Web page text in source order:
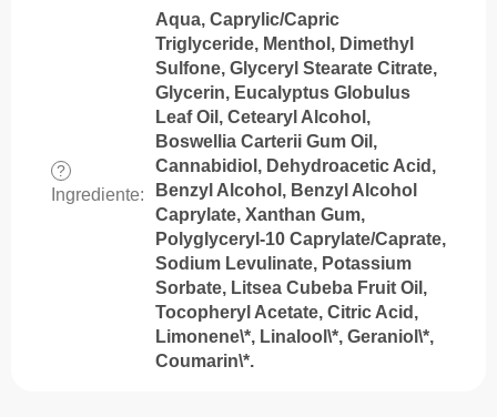
?
Ingrediente:
Aqua, Caprylic/Capric
Triglyceride, Menthol, Dimethyl
Sulfone, Glyceryl Stearate Citrate,
Glycerin, Eucalyptus Globulus
Leaf Oil, Cetearyl Alcohol,
Boswellia Carterii Gum Oil,
Cannabidiol, Dehydroacetic Acid,
Benzyl Alcohol, Benzyl Alcohol
Caprylate, Xanthan Gum,
Polyglyceryl-10 Caprylate/Caprate,
Sodium Levulinate, Potassium
Sorbate, Litsea Cubeba Fruit Oil,
Tocopheryl Acetate, Citric Acid,
Limonene\*, Linalool\*, Geraniol\*,
Coumarin\*.